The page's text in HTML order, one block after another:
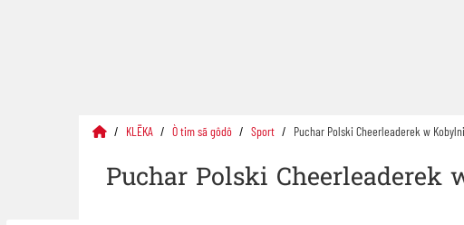
KLËKA Ò tim sã gôdô Sport Puchar Polski Cheerleaderek w
Puchar Polski Cheerleaderek